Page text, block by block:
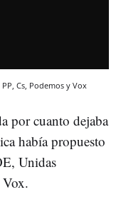
Cs, Podemos y Vox
por cuanto dejaba
había propuesto
Unidas